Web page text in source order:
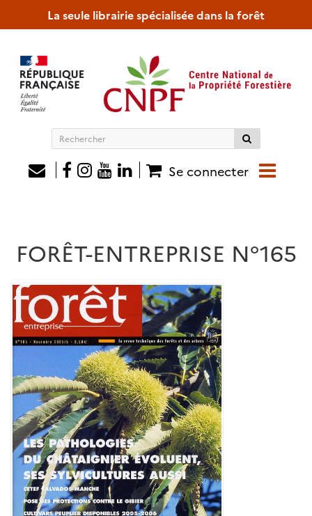
La seule librairie spécialisée dans la forêt
Rechercher
siteSe connecter
FORÊT-ENTREPRISE N°165